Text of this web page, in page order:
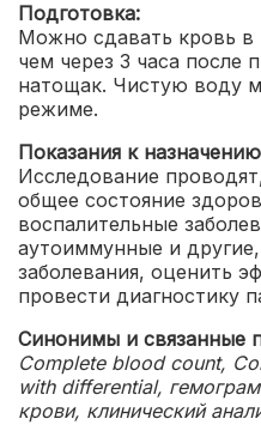
Подготовка:
Можно сдавать кровь в
чем через 3 часа после
натощак. Чистую воду
режиме.
Показания к
Исследование
общее состояние
воспалительные
аутоиммунные и
заболевания, оценить
провести диагностику
Синонимы и связанные
Complete blood count,
with differential,
крови, клинический